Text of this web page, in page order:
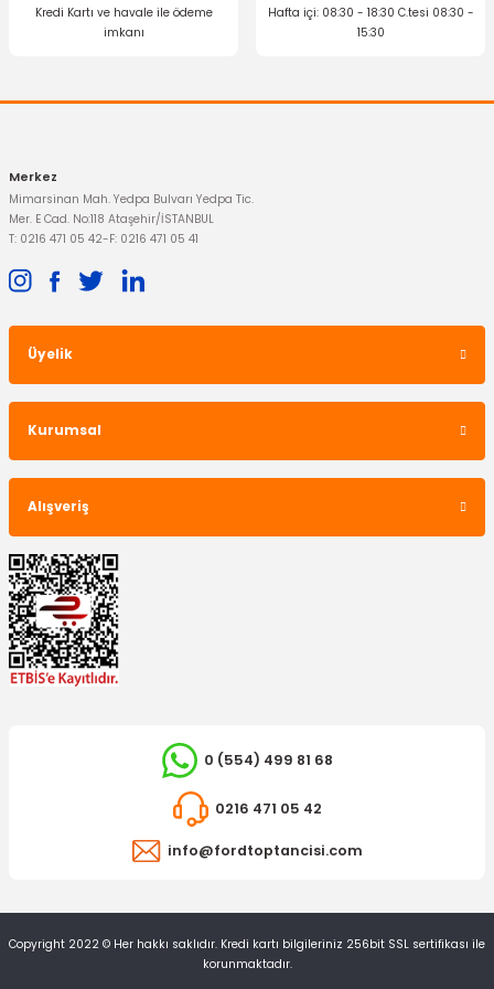
650,00 TL 2.225,29 TL
YERLİ ÜRÜN
Silecek Süpürgesi Escort
Endüksiyon Bobini Escort CLX
1.606,03 TL
BGA
Triger Seti Escort CLX
Kredi Kartı ve havale ile ödeme
imkanı
Hafta içi: 08:30 - 18:30 C.tesi 08:30 -
15:30
Merkez
Mimarsinan Mah. Yedpa Bulvarı Yedpa Tic.
Mer. E Cad. No:118 Ataşehir/İSTANBUL
T: 0216 471 05 42-F: 0216 471 05 41
Üyelik
Kurumsal
Alışveriş
0 (554) 499 81 68
0216 471 05 42
info@fordtoptancisi.com
Copyright 2022 © Her hakkı saklıdır. Kredi kartı bilgileriniz 256bit SSL sertifikası ile
korunmaktadır.